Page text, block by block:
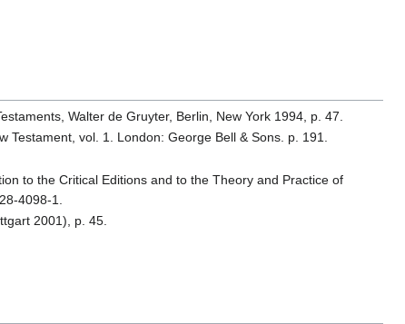
Walter de Gruyter, Berlin, New York 1994, p. 47.
vol. 1. London: George Bell & Sons. p. 191.
to the Critical Editions and to the Theory and Practice of
4098-1.
2001), p. 45.